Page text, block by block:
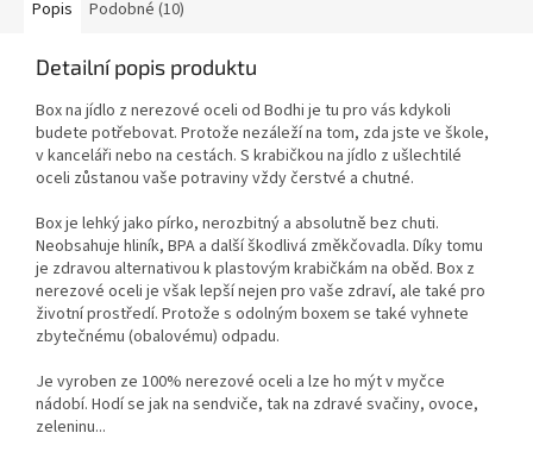
nečistotami. Praktický a stylový
cesty.
Popis Podobné (10)
Detailní popis produktu
Box na jídlo z nerezové oceli od Bodhi je tu pro vás kdykoli
budete potřebovat. Protože nezáleží na tom, zda jste ve škole,
v kanceláři nebo na cestách. S krabičkou na jídlo z ušlechtilé
oceli zůstanou vaše potraviny vždy čerstvé a chutné.
Box je lehký jako pírko, nerozbitný a absolutně bez chuti.
Neobsahuje hliník, BPA a další škodlivá změkčovadla. Díky tomu
je zdravou alternativou k plastovým krabičkám na oběd. Box z
nerezové oceli je však lepší nejen pro vaše zdraví, ale také pro
životní prostředí. Protože s odolným boxem se také vyhnete
zbytečnému (obalovému) odpadu.
Je vyroben ze 100% nerezové oceli a lze ho mýt v myčce
nádobí. Hodí se jak na sendviče, tak na zdravé svačiny, ovoce,
zeleninu...